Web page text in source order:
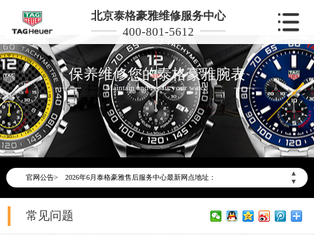
北京泰格豪雅维修服务中心
400-801-5612
保养维修您的泰格豪雅腕表
Maintain and repair your watch
官网公告>
▲
▼
2026年6月泰格豪雅北京市售后服务网络优化升级公告
2026年6月北京市泰格豪雅官方售后客户服务热线：400-801-5612
2026年6月泰格豪雅售后服务中心最新网点地址：
北京市东城区东长安街1号东方广场写字楼W3座6层602室（需提前预约）
北京市朝阳区建国门外大街甲6号华熙国际中心写字楼D座11层1102室（需提前预约）
常见问题